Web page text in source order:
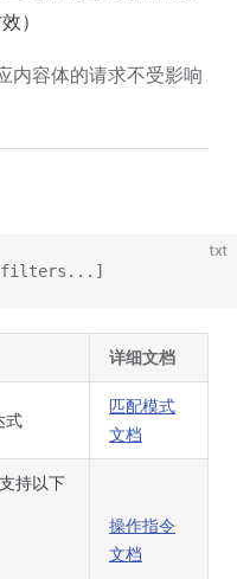
）
容体的请求不受影响
txt
[filters...]
详细文档
式
匹配模式
文档
持以下
操作指令
文档